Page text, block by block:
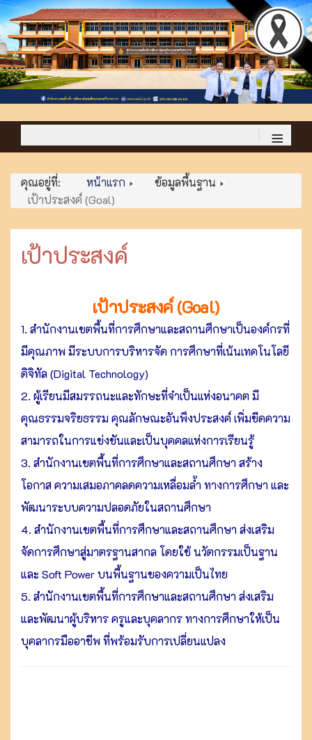
≡
คุณอยู่ที่: หน้าแรก
ข้อมูลพื้นฐาน
เป้าประสงค์ (Goal)
เป้าประสงค์
เป้าประสงค์ (Goal)
1. สำนักงานเขตพื้นที่การศึกษาและสถานศึกษาเป็นองค์กรที่
มีคุณภาพ มีระบบการบริหารจัด การศึกษาที่เน้นเทคโนโลยี
ดิจิทัล (Digital Technology)
2. ผู้เรียนมีสมรรถนะและทักษะที่จำเป็นแห่งอนาคต มี
คุณธรรมจริยธรรม คุณลักษณะอันพึงประสงค์ เพิ่มขีดความ
สามารถในการแข่งขันและเป็นบุคคลแห่งการเรียนรู้
3. สำนักงานเขตพื้นที่การศึกษาและสถานศึกษา สร้าง
โอกาส ความเสมอภาคลดความเหลื่อมล้ำ ทางการศึกษา และ
พัฒนาระบบความปลอดภัยในสถานศึกษา
4. สำนักงานเขตพื้นที่การศึกษาและสถานศึกษา ส่งเสริม
จัดการศึกษาสู่มาตรฐานสากล โดยใช้ นวัตกรรมเป็นฐาน
และ Soft Power บนพื้นฐานของความเป็นไทย
5. สำนักงานเขตพื้นที่การศึกษาและสถานศึกษา ส่งเสริม
และพัฒนาผู้บริหาร ครูและบุคลากร ทางการศึกษาให้เป็น
บุคลากรมืออาชีพ ที่พร้อมรับการเปลี่ยนแปลง